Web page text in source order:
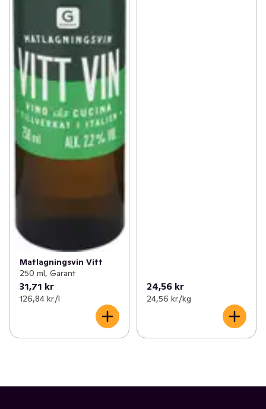
Matlagningsvin Vitt
250 ml, Garant
31,71 kr
126,84 kr /l
24,56 kr
24,56 kr /kg